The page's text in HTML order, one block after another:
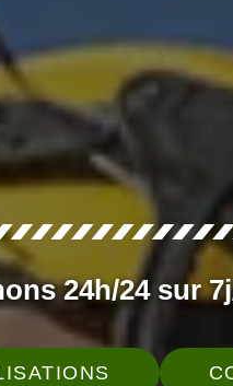
24h/24 sur